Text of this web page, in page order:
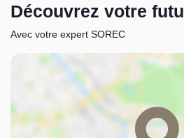
Découvrez votre
Avec votre expert SOREC